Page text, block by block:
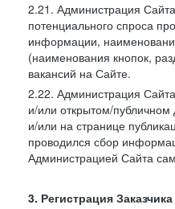
2.21. Администрация
потенциального спроса
информации,
(наименования кнопок,
вакансий на Сайте.
2.22. Администрация
и/или открытом/публичном
и/или на странице
проводился сбор
Администрацией Сайта
3. Регистрация